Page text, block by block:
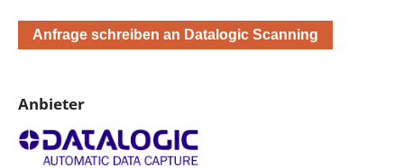
Anfrage schreiben an Datalogic Scanning
Anbieter